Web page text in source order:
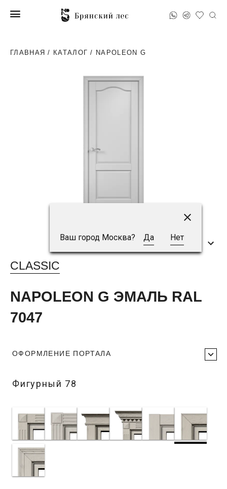
Ваш город Москва? Да Нет
ГЛАВНАЯ / КАТАЛОГ / NAPOLEON G
CLASSIC
NAPOLEON G ЭМАЛЬ RAL
7047
ОФОРМЛЕНИЕ ПОРТАЛА
Фигурный 78